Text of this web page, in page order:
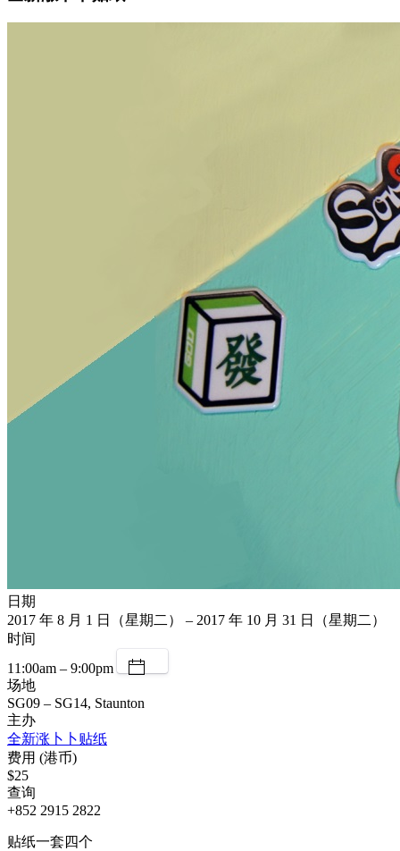
日期
2017 年 8 月 1 日（星期二） – 2017 年 10 月 31 日（星期二）
时间
11:00am – 9:00pm
场地
SG09 – SG14, Staunton
主办
全新涨卜卜贴纸
费用 (港币)
$25
查询
+852 2915 2822
贴纸一套四个